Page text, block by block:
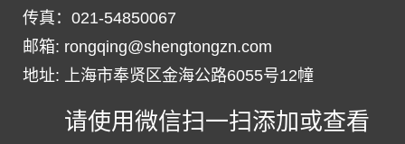
传真：021-54850067
邮箱: rongqing@shengtongzn.com
地址: 上海市奉贤区金海公路6055号12幢
请使用微信扫一扫添加或查看